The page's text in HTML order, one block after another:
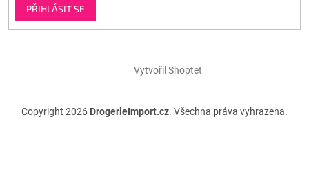
PŘIHLÁSIT SE
Vytvořil Shoptet
Copyright 2026 DrogerieImport.cz. Všechna práva vyhrazena.